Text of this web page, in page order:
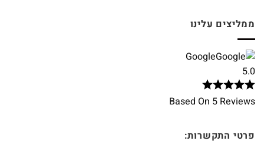
ממליצים עלינו
Google
5.0
Based On 5 Reviews
פרטי התקשרות: